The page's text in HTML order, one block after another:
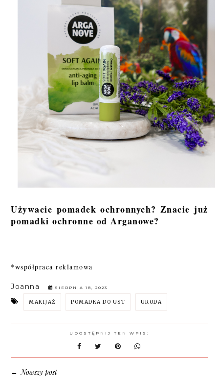
Używacie pomadek ochronnych? Znacie już
pomadki ochronne od Arganowe?
*współpraca reklamowa
Joanna SIERPNIA 18, 2023
MAKIJAŻ POMADKA DO UST URODA
UDOSTĘPNIJ TEN WPIS:
←Nowszy post